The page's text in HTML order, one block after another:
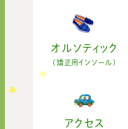
オルソティック
(矯正用インソール)
アクセス